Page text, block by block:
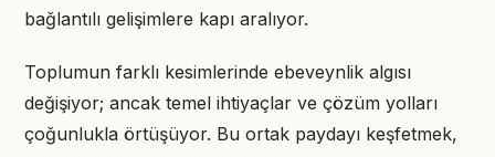
bağlantılı gelişimlere kapı aralıyor.
Toplumun farklı kesimlerinde ebeveynlik algısı
değişiyor; ancak temel ihtiyaçlar ve çözüm yolları
çoğunlukla örtüşüyor. Bu ortak paydayı keşfetmek,